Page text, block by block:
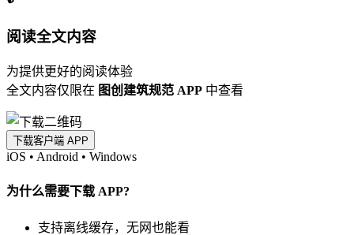
阅读全文内容
为提供更好的阅读体验
全文内容仅限在 图创建筑规范 APP 中查看
下载客户端 APP
iOS • Android • Windows
为什么需要下载 APP?
支持离线缓存，无网也能看